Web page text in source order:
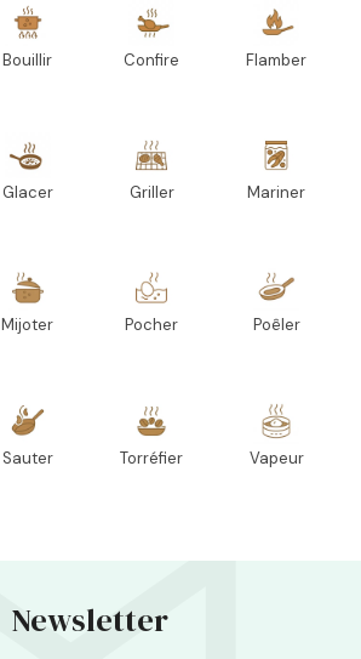
Bouillir Confire Flamber
Glacer Griller Mariner
Mijoter Pocher Poêler
Sauter Torréfier Vapeur
Newsletter